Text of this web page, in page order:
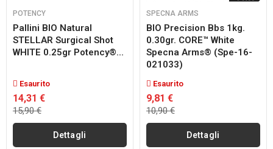
POTENCY
Pallini BIO Natural
STELLAR Surgical Shot
WHITE 0.25gr Potency®...
Esaurito
14,31 €
15,90 €
Dettagli
SPECNA ARMS
BIO Precision Bbs 1kg.
0.30gr. CORE™ White
Specna Arms® (spe-16-
021033)
Esaurito
9,81 €
10,90 €
Dettagli